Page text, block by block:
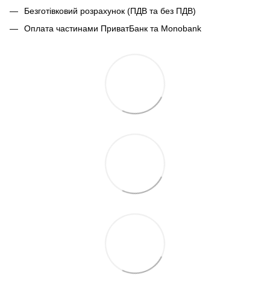
Безготівковий розрахунок (ПДВ та без ПДВ)
Оплата частинами ПриватБанк та Monobank